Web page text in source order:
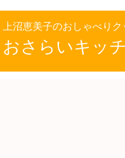
上沼恵美子のおしゃべり
おさらいキッ